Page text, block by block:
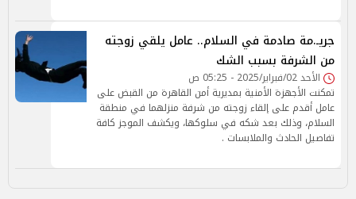
جريـ.مة صادمة في السلام.. عامل يلقي زوجته
من الشرفة بسبب الشك
الأحد 02/فبراير/2025 - 05:25 ص
تمكنت الأجهزة الأمنية بمديرية أمن القاهرة من القبض على
عامل أقدم على إلقاء زوجته من شرفة منزلهما في منطقة
السلام، وذلك بعد شكه في سلوكها، ويكشف الموجز كافة
تفاصيل الحادث والملابسات .